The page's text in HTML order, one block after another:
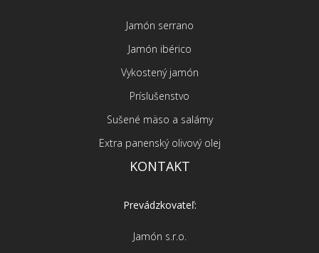
Jamón serrano
Jamón ibérico
Vykostený jamón
Príslušenstvo
Sušené mäso a salámy
Extra panenský olivový olej
KONTAKT
Prevádzkovateľ:
Jamón s.r.o.